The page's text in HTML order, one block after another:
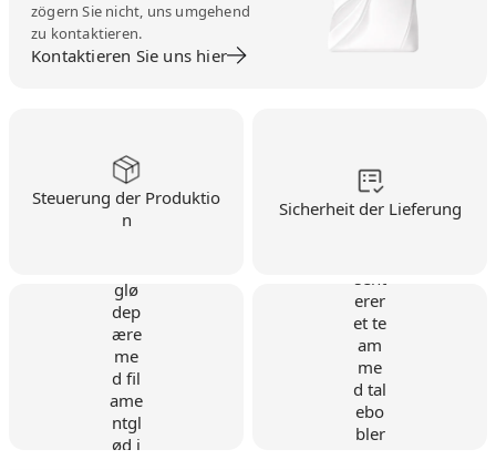
zögern Sie nicht, uns umgehend
zu kontaktieren.
Kontaktieren Sie uns hier
Steuerung der Produktio
n
Sicherheit der Lieferung